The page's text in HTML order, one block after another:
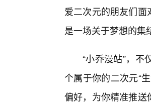
爱二次元的朋友们
是一场关于梦想的集
“小乔漫站”，
个属于你的二次元“
偏好，为你精准推送